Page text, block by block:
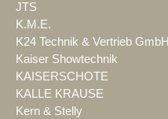
JTS
K.M.E.
K24 Technik & Vertrieb GmbH
Kaiser Showtechnik
KAISERSCHOTE
KALLE KRAUSE
Kern & Stelly